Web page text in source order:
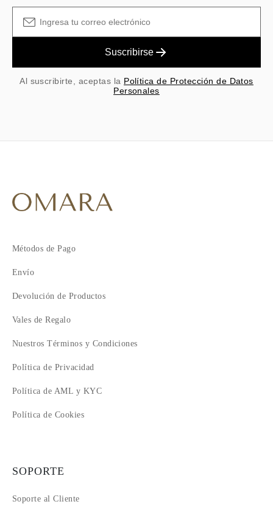
Suscribirse
Al suscribirte, aceptas la Política de Protección de Datos
Personales
Métodos de Pago
Envío
Devolución de Productos
Vales de Regalo
Nuestros Términos y Condiciones
Política de Privacidad
Política de AML y KYC
Política de Cookies
SOPORTE
Soporte al Cliente